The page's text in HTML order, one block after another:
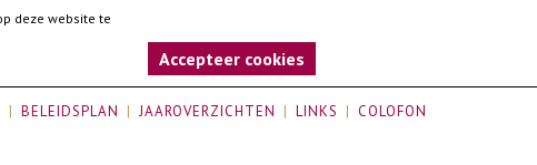
deze website te
Accepteer cookies
BELEIDSPLAN JAAROVERZICHTEN LINKS COLOFON